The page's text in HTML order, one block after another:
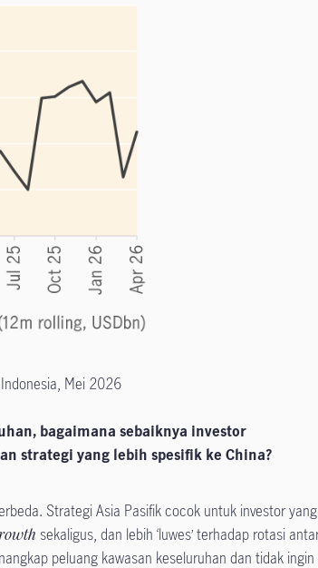
Mei 2026
bagaimana sebaiknya investor
strategi yang lebih spesifik ke China?
Strategi Asia Pasifik cocok untuk investor yang
sekaligus, dan lebih ‘luwes’ terhadap rotasi
peluang kawasan keseluruhan dan tidak ingin